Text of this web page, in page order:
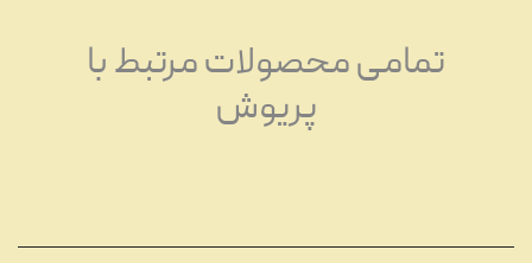
تمامی محصولات مرتبط با
پریوش
...